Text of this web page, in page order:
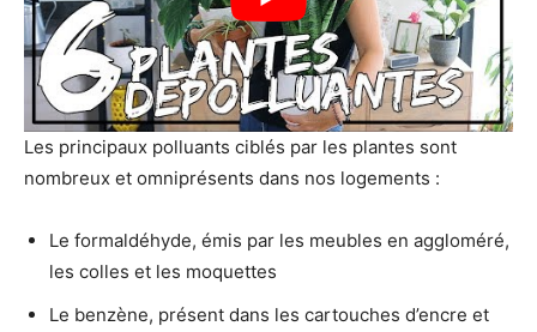
Les principaux polluants ciblés par les plantes sont
nombreux et omniprésents dans nos logements :
Le formaldéhyde, émis par les meubles en aggloméré,
les colles et les moquettes
Le benzène, présent dans les cartouches d’encre et